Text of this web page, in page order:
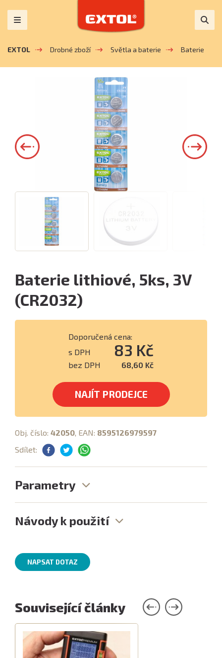
EXTOL Drobné zboží Světla a baterie Baterie
Baterie lithiové, 5ks, 3V
(CR2032)
Doporučená cena:
s DPH
83 Kč
bez DPH 68,60 Kč
NAJÍT PRODEJCE
Obj. číslo: 42050, EAN: 8595126979597
Sdílet:
Parametry
Návody k použití
NAPSAT DOTAZ
Související články